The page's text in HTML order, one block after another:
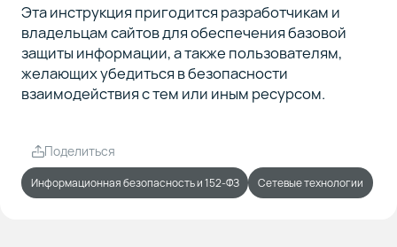
Эта инструкция пригодится разработчикам и
владельцам сайтов для обеспечения базовой
защиты информации, а также пользователям,
желающих убедиться в безопасности
взаимодействия с тем или иным ресурсом.
Поделиться
Информационная безопасность и 152-ФЗ Сетевые технологии